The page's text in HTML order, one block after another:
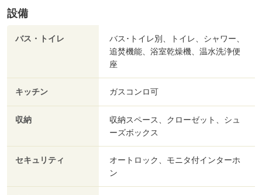
設備
バス・トイレ
バス･トイレ別、トイレ、シャワー、
追焚機能、浴室乾燥機、温水洗浄便
座
キッチン ガスコンロ可
収納
収納スペース、クローゼット、シュ
ーズボックス
セキュリティ
オートロック、モニタ付インターホ
ン